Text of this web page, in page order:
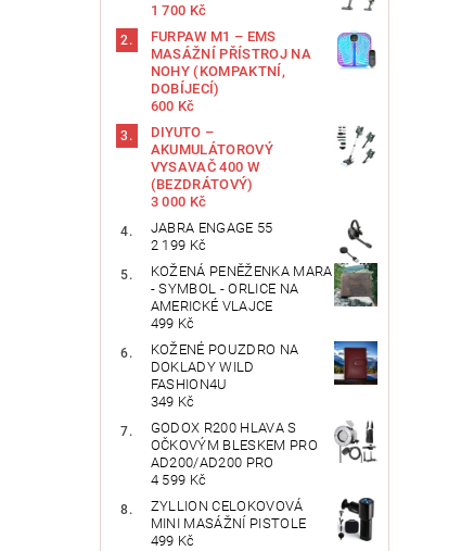
1 700 Kč
FURPAW M1 – EMS
MASÁŽNÍ PŘÍSTROJ NA
NOHY (KOMPAKTNÍ,
DOBÍJECÍ)
600 Kč
DIYUTO –
AKUMULÁTOROVÝ
VYSAVAČ 400 W
(BEZDRÁTOVÝ)
3 000 Kč
JABRA ENGAGE 55
2 199 Kč
KOŽENÁ PENĚŽENKA MARA
- SYMBOL - ORLICE NA
AMERICKÉ VLAJCE
499 Kč
KOŽENÉ POUZDRO NA
DOKLADY WILD
FASHION4U
349 Kč
GODOX R200 HLAVA S
OČKOVÝM BLESKEM PRO
AD200/AD200 PRO
4 599 Kč
ZYLLION CELOKOVOVÁ
MINI MASÁŽNÍ PISTOLE
499 Kč